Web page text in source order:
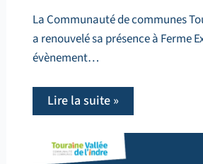
La Communauté de communes
a renouvelé sa présence à Ferme
évènement…
Lire la suite »